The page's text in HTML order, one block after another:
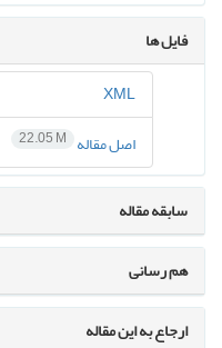
فایل ها
XML
اصل مقاله 22.05 M
سابقه مقاله
هم رسانی
ارجاع به این مقاله